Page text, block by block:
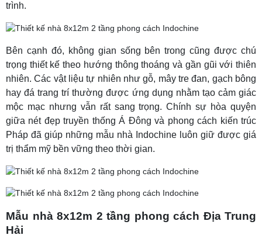
trình.
Bên cạnh đó, không gian sống bên trong cũng được chú
trọng thiết kế theo hướng thông thoáng và gần gũi với thiên
nhiên. Các vật liệu tự nhiên như gỗ, mây tre đan, gạch bông
hay đá trang trí thường được ứng dụng nhằm tạo cảm giác
mộc mạc nhưng vẫn rất sang trọng. Chính sự hòa quyện
giữa nét đẹp truyền thống Á Đông và phong cách kiến trúc
Pháp đã giúp những mẫu nhà Indochine luôn giữ được giá
trị thẩm mỹ bền vững theo thời gian.
Mẫu nhà 8x12m 2 tầng phong cách Địa Trung
Hải